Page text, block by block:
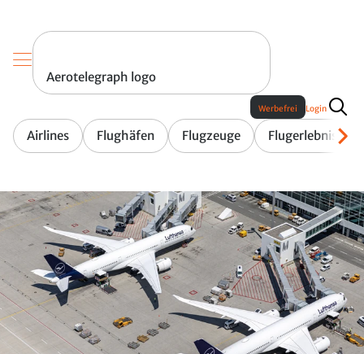
Aerotelegraph logo
Airlines Flughäfen Flugzeuge Flugerlebnis
Werbefrei Login